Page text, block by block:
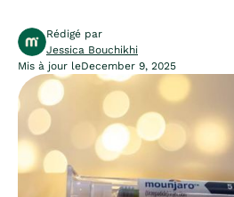
Rédigé par
Jessica Bouchikhi
Mis à jour leDecember 9, 2025